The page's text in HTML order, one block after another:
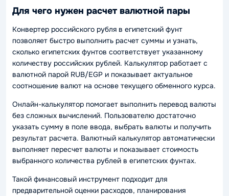
Для чего нужен расчет валютной пары
Конвертер российского рубля в египетский фунт
позволяет быстро выполнить расчет суммы и узнать,
сколько египетских фунтов соответствует указанному
количеству российских рублей. Калькулятор работает с
валютной парой RUB/EGP и показывает актуальное
соотношение валют на основе текущего обменного курса.
Онлайн-калькулятор помогает выполнить перевод валюты
без сложных вычислений. Пользователю достаточно
указать сумму в поле ввода, выбрать валюты и получить
результат расчета. Валютный калькулятор автоматически
выполняет пересчет валюты и показывает стоимость
выбранного количества рублей в египетских фунтах.
Такой финансовый инструмент подходит для
предварительной оценки расходов, планирования